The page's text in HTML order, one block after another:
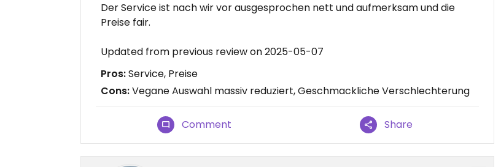
Der Service ist nach wir vor ausgesprochen nett und aufmerksam und die
Preise fair.
Updated from previous review on 2025-05-07
Pros:Service, Preise
Cons:Vegane Auswahl massiv reduziert, Geschmackliche Verschlechterung
Comment Share